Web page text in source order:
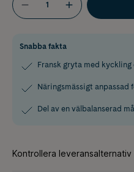
Snabba fakta
Fransk gryta med
Näringsmässigt anpassad
Del av en välbalanserad